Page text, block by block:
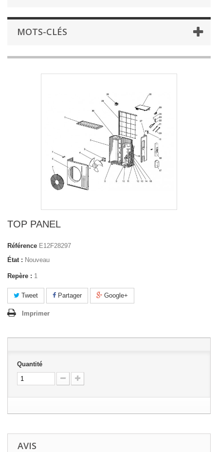
MOTS-CLÉS
TOP PANEL
Référence E12F28297
État : Nouveau
Repère : 1
Tweet Partager Google+
Imprimer
Quantité
AVIS